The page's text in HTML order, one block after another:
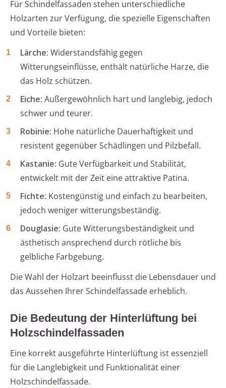
Für Schindelfassaden stehen unterschiedliche
Holzarten zur Verfügung, die spezielle Eigenschaften
und Vorteile bieten:
Lärche: Widerstandsfähig gegen
Witterungseinflüsse, enthält natürliche Harze, die
das Holz schützen.
Eiche: Außergewöhnlich hart und langlebig, jedoch
schwer und teurer.
Robinie: Hohe natürliche Dauerhaftigkeit und
resistent gegenüber Schädlingen und Pilzbefall.
Kastanie: Gute Verfügbarkeit und Stabilität,
entwickelt mit der Zeit eine attraktive Patina.
Fichte: Kostengünstig und einfach zu bearbeiten,
jedoch weniger witterungsbeständig.
Douglasie: Gute Witterungsbeständigkeit und
ästhetisch ansprechend durch rötliche bis
gelbliche Farbgebung.
Die Wahl der Holzart beeinflusst die Lebensdauer und
das Aussehen Ihrer Schindelfassade erheblich.
Die Bedeutung der Hinterlüftung bei
Holzschindelfassaden
Eine korrekt ausgeführte Hinterlüftung ist essenziell
für die Langlebigkeit und Funktionalität einer
Holzschindelfassade.